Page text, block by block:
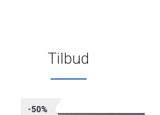
Tilbud
-50%